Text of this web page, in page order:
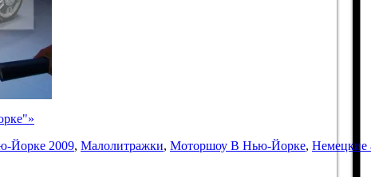
Йорке 2009, Малолитражки, Моторшоу В Нью-Йорке, Немецкие